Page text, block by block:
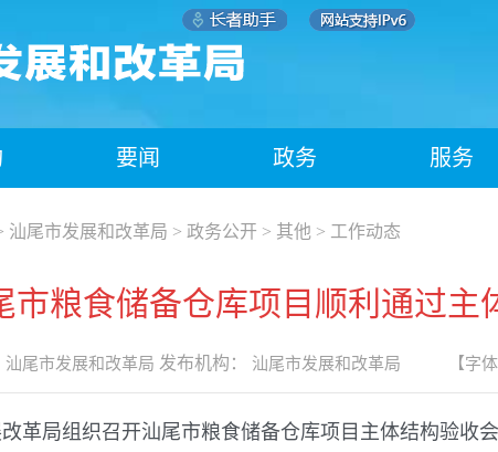
要闻 政务 服务
汕尾市发展和改革局 > 政务公开 > 其他 > 工作动态
市粮食储备仓库项目顺利通过主
汕尾市发展和改革局 发布机构： 汕尾市发展和改革局 【字
革局组织召开汕尾市粮食储备仓库项目主体结构验收